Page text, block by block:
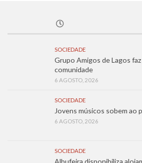
SOCIEDADE
Grupo Amigos de Lagos
comunidade
6 AGOSTO, 2026
SOCIEDADE
Jovens músicos sobem ao
6 AGOSTO, 2026
SOCIEDADE